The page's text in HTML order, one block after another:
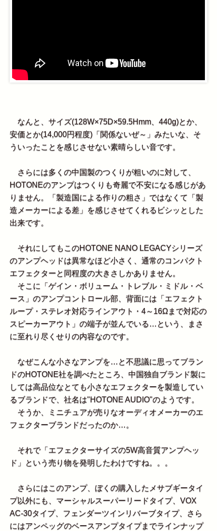
なんと、サイズ(128W×75D×59.5Hmm、440g)とか、
安価とか(14,000円程度)「関係ないぜ～」みたいな、そ
ういったことを感じさせない素晴らしい音です。
さらには多くの中国製のつくりが粗いのに対して、
HOTONEのアンプはつくりも奇麗で不安になる感じがあ
りません。「製造国による作りの粗さ」ではなくて「製
造メーカーによる差」を感じさせてくれるビシッとした
出来です。
それにしてもこのHOTONE NANO LEGACYシリーズ
のアンプヘッドは異常なほど小さく、通常のコンパクト
エフェクターと同程度の大きさしかありません。
そこに「ゲイン・ボリューム・トレブル・ミドル・ベ
ース」のアンプコントロール部、背面には「エフェクト
ループ・ステレオ対応ラインアウト・4～16Ωまで対応の
スピーカーアウト」の端子が並んでいる…という、まさ
に至れり尽くせりの内容なのです。
なぜこんな小さなアンプを…と不思議に思ってブラン
ドのHOTONE社を調べたところ、中国独自ブランド製に
しては高品位なとても小さなエフェクターを製造してい
るブランドで、社名は"HOTONE AUDIO"のようです。
そうか、ミニチュアが売りなオーディオメーカーのエ
フェクターブランドだったのか…。
それで「エフェクターサイズの5W高音質アンプヘッ
ド」という売り物を発明したわけですね。。。
さらにはこのアンプ、ぼくの購入したメサブギータイ
プ以外にも、マーシャルスーパーリードタイプ、VOX
AC-30タイプ、フェンダーツインリバーブタイプ、さら
にはアンペッグのベースアンプタイプまでラインナップ